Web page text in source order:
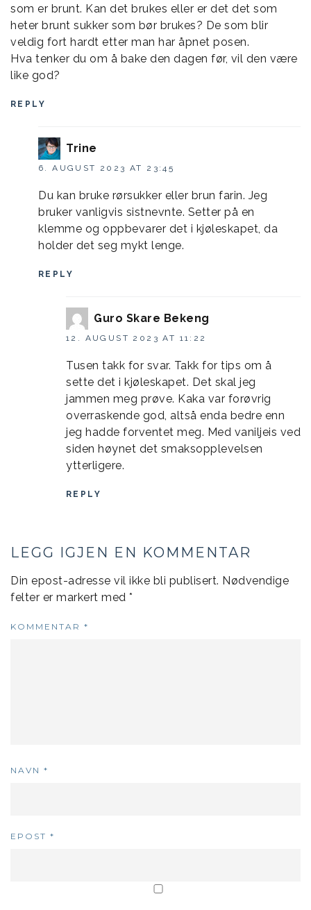
som er brunt. Kan det brukes eller er det det som
heter brunt sukker som bør brukes? De som blir
veldig fort hardt etter man har åpnet posen.
Hva tenker du om å bake den dagen før, vil den være
like god?
REPLY
Trine
6. AUGUST 2023 AT 23:45
Du kan bruke rørsukker eller brun farin. Jeg
bruker vanligvis sistnevnte. Setter på en
klemme og oppbevarer det i kjøleskapet, da
holder det seg mykt lenge.
REPLY
Guro Skare Bekeng
12. AUGUST 2023 AT 11:22
Tusen takk for svar. Takk for tips om å
sette det i kjøleskapet. Det skal jeg
jammen meg prøve. Kaka var forøvrig
overraskende god, altså enda bedre enn
jeg hadde forventet meg. Med vaniljeis ved
siden høynet det smaksopplevelsen
ytterligere.
REPLY
LEGG IGJEN EN KOMMENTAR
Din epost-adresse vil ikke bli publisert. Nødvendige
felter er markert med *
KOMMENTAR *
NAVN *
EPOST *